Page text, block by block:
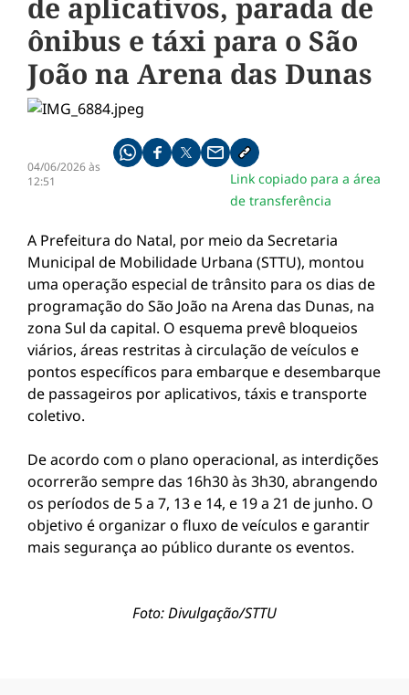
de aplicativos, parada de
ônibus e táxi para o São
João na Arena das Dunas
04/06/2026 às
12:51
Compartilhe pelo whatsapp
Compartilhar no facebook
Compartilhar no twitter
Compartilhe pelo email
Copiar link da notícia
Link copiado para a área
de transferência
A Prefeitura do Natal, por meio da Secretaria
Municipal de Mobilidade Urbana (STTU), montou
uma operação especial de trânsito para os dias de
programação do São João na Arena das Dunas, na
zona Sul da capital. O esquema prevê bloqueios
viários, áreas restritas à circulação de veículos e
pontos específicos para embarque e desembarque
de passageiros por aplicativos, táxis e transporte
coletivo.
De acordo com o plano operacional, as interdições
ocorrerão sempre das 16h30 às 3h30, abrangendo
os períodos de 5 a 7, 13 e 14, e 19 a 21 de junho. O
objetivo é organizar o fluxo de veículos e garantir
mais segurança ao público durante os eventos.
Foto: Divulgação/STTU